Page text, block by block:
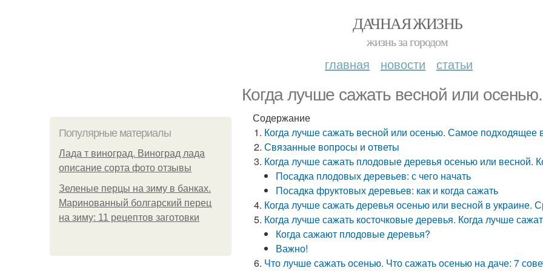
ДАЧНАЯ ЖИЗНЬ
жизнь за городом
главная новости статьи
Когда лучше сажать весной или
Популярные материалы
Лада т виноград. Виноград лада
описание сорта фото отзывы
Зеленые перцы на зиму в банках.
Маринованный болгарский перец
на зиму: 11 рецептов заготовки
Содержание
Когда лучше сажать весной или осенью. Самое подходящее
Связанные вопросы и ответы
Когда лучше сажать плодовые деревья осенью или весной.
Посадка плодовых деревьев: с чего начать
Посадка фруктовых деревьев: как и когда сажать
Когда лучше сажать деревья осенью или весной в украине.
Когда лучше сажать косточковые деревья. Когда лучше
Когда сажают плодовые деревья?
Важно!
Что лучше сажать осенью. Что сажать осенью на даче: 7